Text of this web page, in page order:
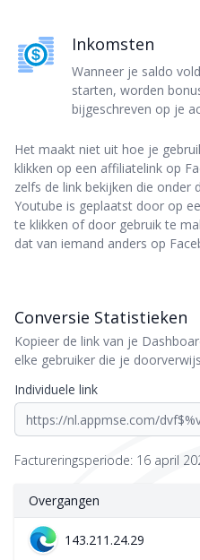
Inkomsten
Wanneer je saldo
starten, worden
bijgeschreven op je
Het maakt niet uit hoe je
klikken op een affiliatelink op
zelfs de link bekijken die onder
Youtube is geplaatst door op
te klikken of door gebruik te
dat van iemand anders op
Conversie Statistieken
Kopieer de link van je
elke gebruiker die je
Individuele link
https://nl.appmse.com/
Factureringsperiode: 16 april
Overgangen
143.211.24.29